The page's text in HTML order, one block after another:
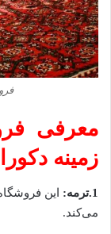
معرفی
زمینه
1.ترمه:
این
می‌کند.